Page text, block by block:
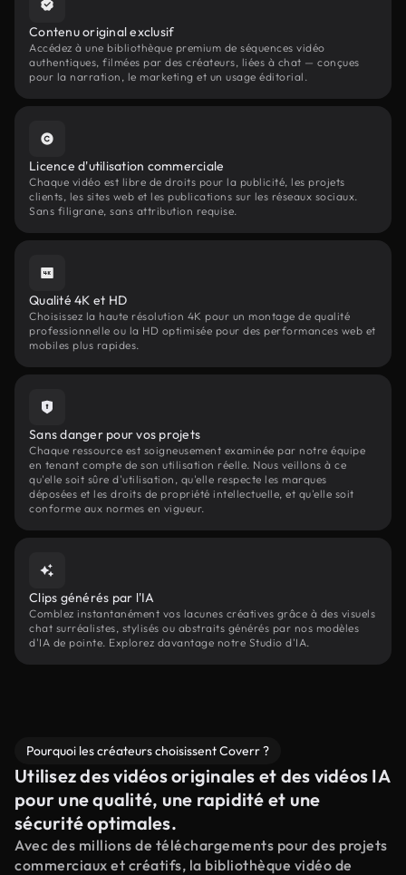
Contenu original exclusif
Accédez à une bibliothèque premium de séquences vidéo
authentiques, filmées par des créateurs, liées à chat — conçues
pour la narration, le marketing et un usage éditorial.
Licence d'utilisation commerciale
Chaque vidéo est libre de droits pour la publicité, les projets
clients, les sites web et les publications sur les réseaux sociaux.
Sans filigrane, sans attribution requise.
Qualité 4K et HD
Choisissez la haute résolution 4K pour un montage de qualité
professionnelle ou la HD optimisée pour des performances web et
mobiles plus rapides.
Sans danger pour vos projets
Chaque ressource est soigneusement examinée par notre équipe
en tenant compte de son utilisation réelle. Nous veillons à ce
qu'elle soit sûre d'utilisation, qu'elle respecte les marques
déposées et les droits de propriété intellectuelle, et qu'elle soit
conforme aux normes en vigueur.
Clips générés par l'IA
Comblez instantanément vos lacunes créatives grâce à des visuels
chat surréalistes, stylisés ou abstraits générés par nos modèles
d'IA de pointe. Explorez davantage notre Studio d'IA.
Pourquoi les créateurs choisissent Coverr ?
Utilisez des vidéos originales et des vidéos IA
pour une qualité, une rapidité et une
sécurité optimales.
Avec des millions de téléchargements pour des projets
commerciaux et créatifs, la bibliothèque vidéo de